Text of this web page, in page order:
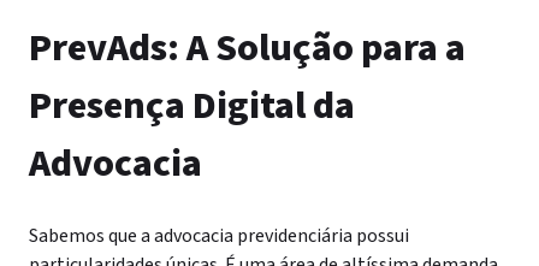
PrevAds: A Solução para a
Presença Digital da
Advocacia
Sabemos que a advocacia previdenciária possui